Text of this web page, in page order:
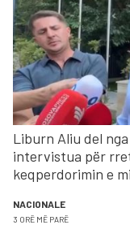
Liburn Aliu del
intervistua për
keqperdorimin e
NACIONALE
3 ORË MË PARË